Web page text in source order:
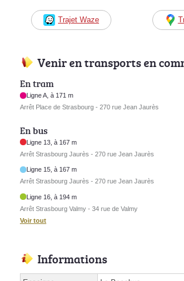
Trajet Waze
Venir en transports en
En tram
Ligne A, à 171 m
Arrêt Place de Strasbourg - 270 rue Jean Jaurès
En bus
Ligne 13, à 167 m
Arrêt Strasbourg Jaurès - 270 rue Jean Jaurès
Ligne 15, à 167 m
Arrêt Strasbourg Jaurès - 270 rue Jean Jaurès
Ligne 16, à 194 m
Arrêt Strasbourg Valmy - 34 rue de Valmy
Voir tout
Informations